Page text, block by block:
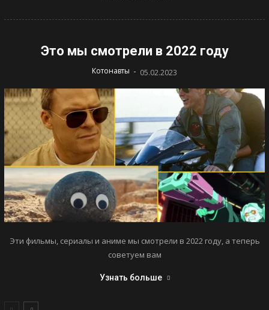
Это мы смотрели в 2022 году
Котонавты - 05.02.2023
Эти фильмы, сериалы и аниме мы смотрели в 2022 году, а теперь
советуем вам
Узнать больше